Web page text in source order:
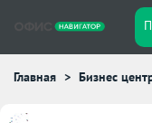
Главная Бизнес